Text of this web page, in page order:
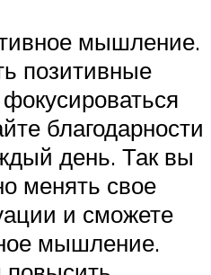
мышление.
позитивные
благодарности
день. Так вы
менять свое
и сможете
мышление.